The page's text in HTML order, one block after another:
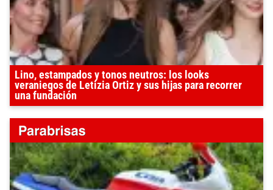
Lino, estampados y tonos neutros: los looks
veraniegos de Letizia Ortiz y sus hijas para recorrer
una fundación